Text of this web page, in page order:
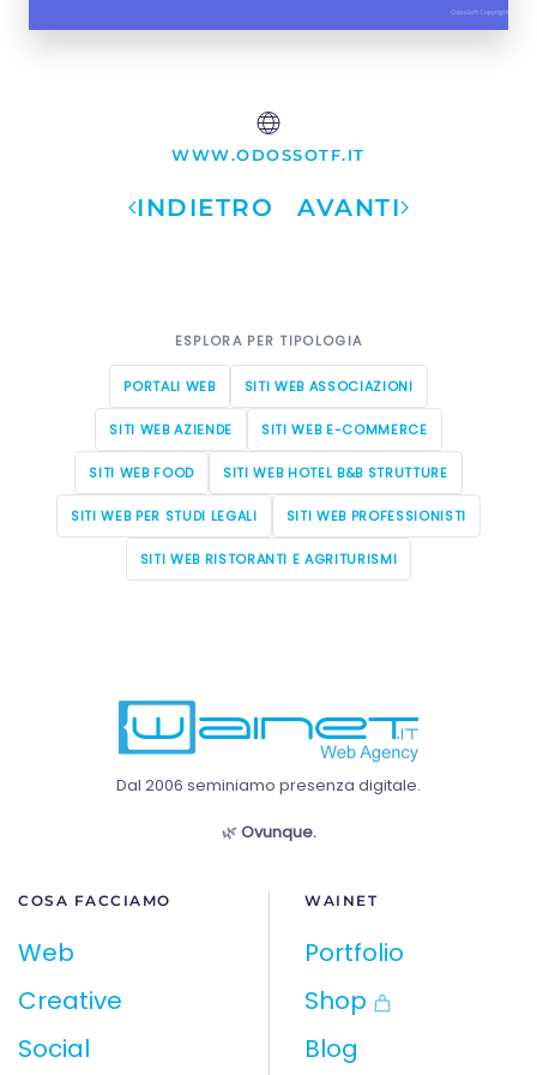
WWW.ODOSSOTF.IT
INDIETRO AVANTI
ESPLORA PER TIPOLOGIA
PORTALI WEB SITI WEB ASSOCIAZIONI
SITI WEB AZIENDE SITI WEB E-COMMERCE
SITI WEB FOOD SITI WEB HOTEL B&B STRUTTURE
SITI WEB PER STUDI LEGALI SITI WEB PROFESSIONISTI
SITI WEB RISTORANTI E AGRITURISMI
Dal 2006 seminiamo presenza digitale.
🌿 Ovunque.
COSA FACCIAMO
Web
Creative
Social
WAINET
Portfolio
Shop
Blog